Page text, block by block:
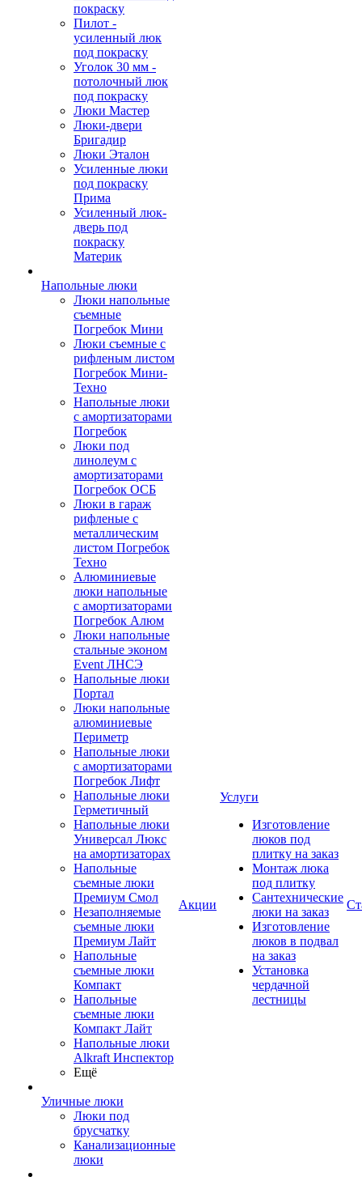
покраску
Пилот -
усиленный люк
под покраску
Уголок 30 мм -
потолочный люк
под покраску
Люки Мастер
Люки-двери
Бригадир
Люки Эталон
Усиленные люки
под покраску
Прима
Усиленный люк-
дверь под
покраску
Материк
Напольные люки
Люки напольные
съемные
Погребок Мини
Люки съемные с
рифленым листом
Погребок Мини-
Техно
Напольные люки
с амортизаторами
Погребок
Люки под
линолеум с
амортизаторами
Погребок ОСБ
Люки в гараж
рифленые с
металлическим
листом Погребок
Техно
Алюминиевые
люки напольные
с амортизаторами
Погребок Алюм
Люки напольные
стальные эконом
Event ЛНСЭ
Напольные люки
Портал
Люки напольные
алюминиевые
Периметр
Напольные люки
с амортизаторами
Погребок Лифт
Напольные люки
Герметичный
Напольные люки
Универсал Люкс
на амортизаторах
Напольные
съемные люки
Премиум Смол
Незаполняемые
съемные люки
Премиум Лайт
Напольные
съемные люки
Компакт
Напольные
съемные люки
Компакт Лайт
Напольные люки
Alkraft Инспектор
Ещё
Уличные люки
Люки под
брусчатку
Канализационные
люки
Акции
Услуги
Изготовление
люков под
плитку на заказ
Монтаж люка
под плитку
Сантехнические
люки на заказ
Изготовление
люков в подвал
на заказ
Установка
чердачной
лестницы